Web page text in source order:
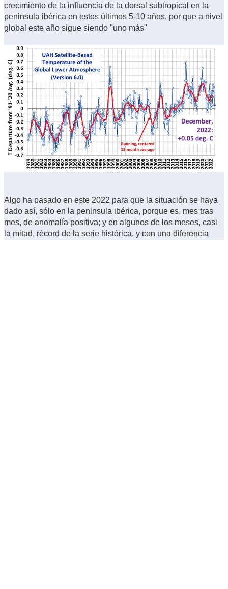
crecimiento de la influencia de la dorsal subtropical en la
peninsula ibérica en estos últimos 5-10 años, por que a nivel
global este año sigue siendo "uno más"
Algo ha pasado en este 2022 para que la situación se haya
dado así, sólo en la peninsula ibérica, porque es, mes tras
mes, de anomalía positiva; y en algunos de los meses, casi
la mitad, récord de la serie histórica, y con una diferencia